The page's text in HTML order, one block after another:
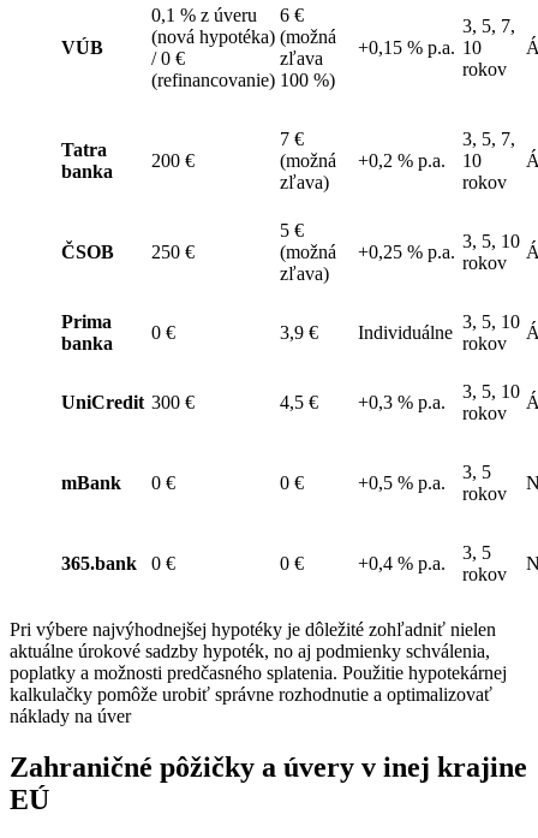
VÚB
0,1 % z úveru
(nová hypotéka)
/ 0 €
(refinancovanie)
6 €
(možná
zľava
100 %)
+0,15 % p.a.
3, 5, 7,
10
rokov
Tatra
banka
200 €
7 €
(možná
zľava)
+0,2 % p.a.
3, 5, 7,
10
rokov
ČSOB 250 €
5 €
(možná
zľava)
+0,25 % p.a.
3, 5, 10
rokov
Prima
banka
0 € 3,9 € Individuálne
3, 5, 10
rokov
UniCredit 300 € 4,5 € +0,3 % p.a.
3, 5, 10
rokov
mBank 0 € 0 € +0,5 % p.a.
3, 5
rokov
365.bank 0 € 0 € +0,4 % p.a.
3, 5
rokov
Pri výbere najvýhodnejšej hypotéky je dôležité zohľadniť nielen
aktuálne úrokové sadzby hypoték, no aj podmienky schválenia,
poplatky a možnosti predčasného splatenia. Použitie hypotekárnej
kalkulačky pomôže urobiť správne rozhodnutie a optimalizovať
náklady na úver
Zahraničné pôžičky a úvery v inej krajine
EÚ